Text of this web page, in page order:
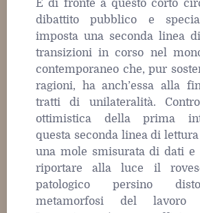
È di fronte a questo corto
dibattito pubblico e
imposta una seconda linea
transizioni in corso nel
contemporaneo che, pur
ragioni, ha anch’essa alla
tratti di unilateralità.
ottimistica della prima
questa seconda linea di
una mole smisurata di dati
riportare alla luce il
patologico persino
metamorfosi del lavoro